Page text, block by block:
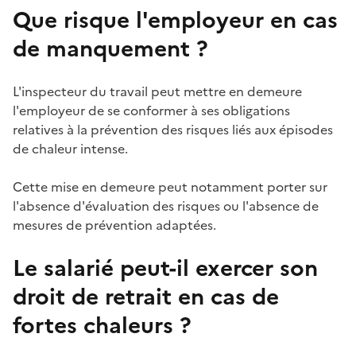
Que risque l'employeur en cas
de manquement ?
L'inspecteur du travail peut mettre en demeure
l'employeur de se conformer à ses obligations
relatives à la prévention des risques liés aux épisodes
de chaleur intense.
Cette mise en demeure peut notamment porter sur
l'absence d'évaluation des risques ou l'absence de
mesures de prévention adaptées.
Le salarié peut-il exercer son
droit de retrait en cas de
fortes chaleurs ?